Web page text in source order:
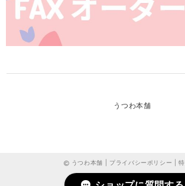
うつわ本舗
うつわ本舗 | プライバシーポリシー |